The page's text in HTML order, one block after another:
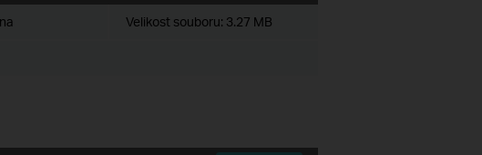
Velikost souboru: 3.27 MB